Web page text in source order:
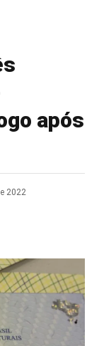
após
2022